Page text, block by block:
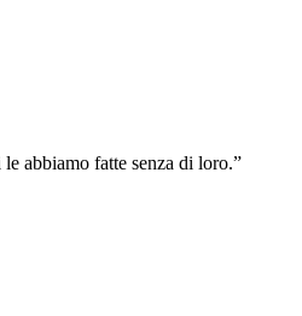
le abbiamo fatte senza di loro.”